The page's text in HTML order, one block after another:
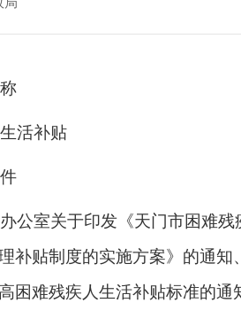
活补贴
公室关于印发《天门市困难残
补贴制度的实施方案》的通知
困难残疾人生活补贴标准的通